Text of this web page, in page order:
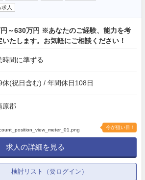
人
～630万円 ※あなたのご経験、能力を考
いたします。お気軽にご相談ください！
時間に準ずる
休(祝日含む) / 年間休日108日
原郡
今が狙い目！
求人の詳細を見る
検討リスト（要ログイン）